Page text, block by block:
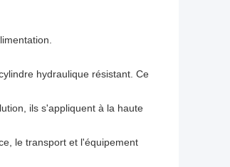
hydraulique résistant. Ce
ils s'appliquent à la haute
le transport et l'équipement